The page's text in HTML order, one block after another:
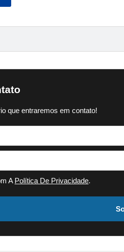
que entraremos em contato!
A Política De Privacidade.